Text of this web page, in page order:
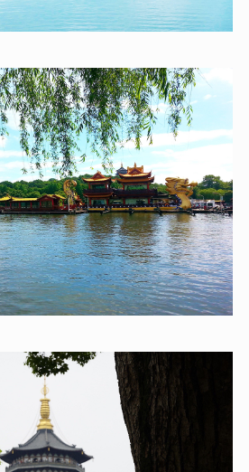
上森林的奇特景象，陽光灑落在水
的氛圍。四季皆有不同風情，春日
時紅葉交織、冬來薄霧籠罩，皆